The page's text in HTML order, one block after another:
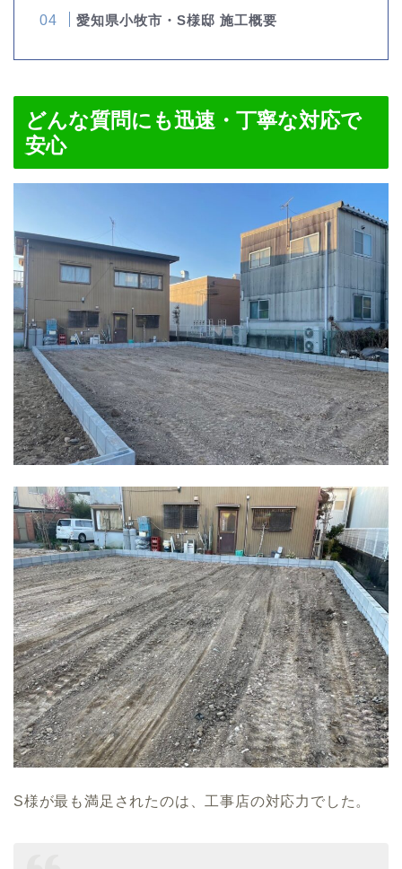
愛知県小牧市・S様邸 施工概要
どんな質問にも迅速・丁寧な対応で
安心
S様が最も満足されたのは、工事店の対応力でした。